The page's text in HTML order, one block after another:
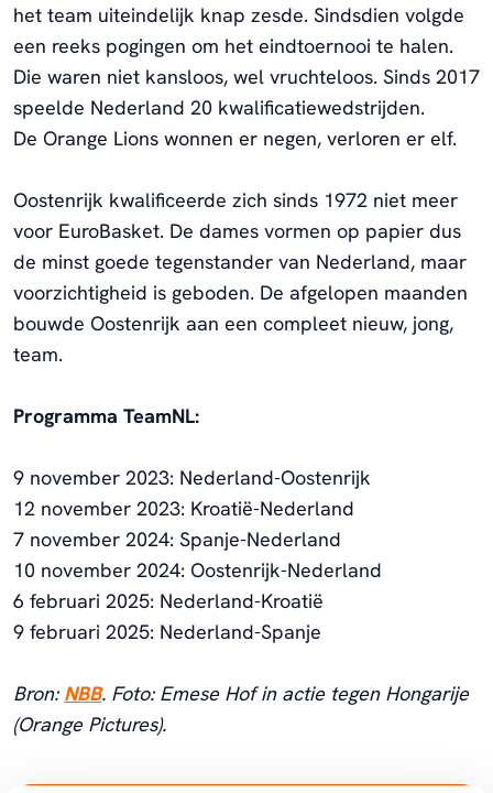
het team uiteindelijk knap zesde. Sindsdien volgde
een reeks pogingen om het eindtoernooi te halen.
Die waren niet kansloos, wel vruchteloos. Sinds 2017
speelde Nederland 20 kwalificatiewedstrijden.
De Orange Lions wonnen er negen, verloren er elf.
Oostenrijk kwalificeerde zich sinds 1972 niet meer
voor EuroBasket. De dames vormen op papier dus
de minst goede tegenstander van Nederland, maar
voorzichtigheid is geboden. De afgelopen maanden
bouwde Oostenrijk aan een compleet nieuw, jong,
team.
Programma TeamNL:
9 november 2023: Nederland-Oostenrijk
12 november 2023: Kroatië-Nederland
7 november 2024: Spanje-Nederland
10 november 2024: Oostenrijk-Nederland
6 februari 2025: Nederland-Kroatië
9 februari 2025: Nederland-Spanje
Bron: NBB. Foto: Emese Hof in actie tegen Hongarije
(Orange Pictures).